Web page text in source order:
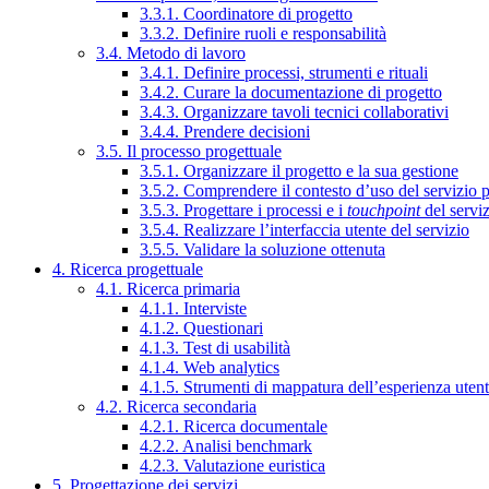
3.3.1. Coordinatore di progetto
3.3.2. Definire ruoli e responsabilità
3.4. Metodo di lavoro
3.4.1. Definire processi, strumenti e rituali
3.4.2. Curare la documentazione di progetto
3.4.3. Organizzare tavoli tecnici collaborativi
3.4.4. Prendere decisioni
3.5. Il processo progettuale
3.5.1. Organizzare il progetto e la sua gestione
3.5.2. Comprendere il contesto d’uso del servizio
3.5.3. Progettare i processi e i touchpointdel
3.5.4. Realizzare l’interfaccia utente del servizio
3.5.5. Validare la soluzione ottenuta
4. Ricerca progettuale
4.1. Ricerca primaria
4.1.1. Interviste
4.1.2. Questionari
4.1.3. Test di usabilità
4.1.4. Web analytics
4.1.5. Strumenti di mappatura dell’esperienza
4.2. Ricerca secondaria
4.2.1. Ricerca documentale
4.2.2. Analisi benchmark
4.2.3. Valutazione euristica
5. Progettazione dei servizi